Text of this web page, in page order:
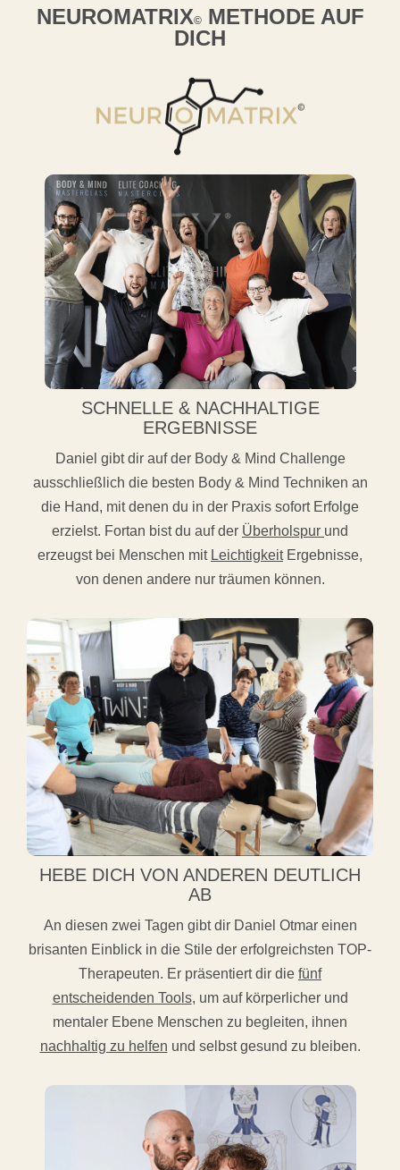
NEUROMATRIX©METHODE AUF
DICH
SCHNELLE & NACHHALTIGE
ERGEBNISSE
Daniel gibt dir auf der Body & Mind Challenge
ausschließlich die besten Body & Mind Techniken an
die Hand, mit denen du in der Praxis sofort Erfolge
erzielst. Fortan bist du auf der Überholspur und
erzeugst bei Menschen mit LeichtigkeitErgebnisse,
von denen andere nur träumen können.
HEBE DICH VON ANDEREN DEUTLICH
AB
An diesen zwei Tagen gibt dir Daniel Otmar einen
brisanten Einblick in die Stile der erfolgreichsten TOP-
Therapeuten. Er präsentiert dir die fünf
entscheidenden Tools, um auf körperlicher und
mentaler Ebene Menschen zu begleiten, ihnen
nachhaltig zu helfen und selbst gesund zu bleiben.